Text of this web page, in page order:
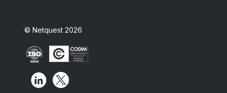
© Netquest 2026